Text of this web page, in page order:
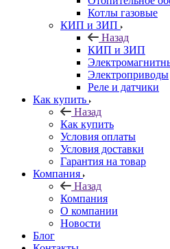
Котлы газовые
КИП и ЗИП
Назад
КИП и ЗИП
Электроприводы
Реле и датчики
Как купить
Назад
Как купить
Условия оплаты
Условия доставки
Гарантия на товар
Компания
Назад
Компания
О компании
Новости
Блог